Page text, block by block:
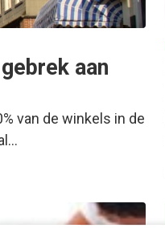
aan
van de winkels in de